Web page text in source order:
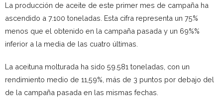
La producción de aceite de este primer mes de campaña ha
ascendido a 7.100 toneladas. Esta cifra representa un 75%
menos que el obtenido en la campaña pasada y un 69%%
inferior a la media de las cuatro últimas.
La aceituna molturada ha sido 59.581 toneladas, con un
rendimiento medio de 11,59%, más de 3 puntos por debajo del
de la campaña pasada en las mismas fechas.